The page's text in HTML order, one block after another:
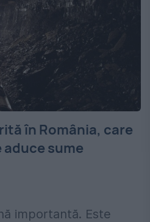
în România, care
sume
importantă. Este